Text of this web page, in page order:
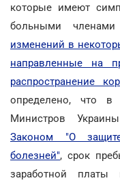
которые имеют
больными
изменений в
направленные на
распространение
определено, что в
Министров
Законом "О
болезней", срок
заработной